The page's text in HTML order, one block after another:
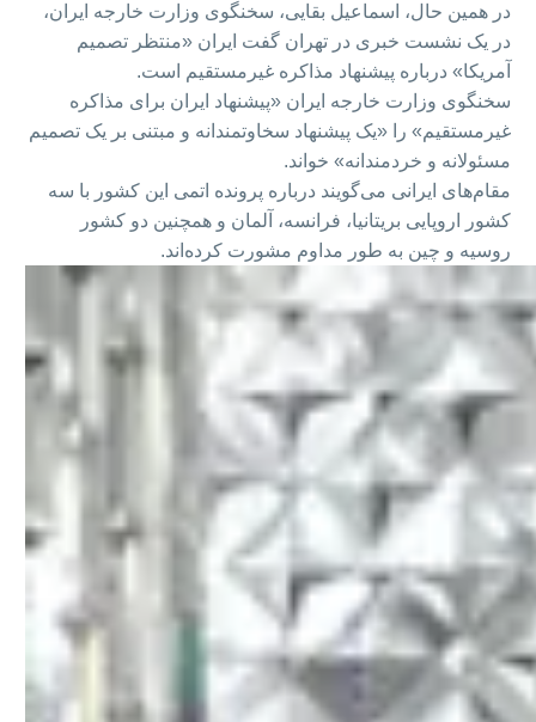
در همین حال، اسماعیل بقایی، سخنگوی وزارت خارجه ایران،
در یک نشست خبری در تهران گفت ایران «منتظر تصمیم
آمریکا» درباره پیشنهاد مذاکره غیرمستقیم است.
سخنگوی وزارت خارجه ایران «پیشنهاد ایران برای مذاکره
غیرمستقیم» را «یک پیشنهاد سخاوتمندانه و مبتنی بر یک تصمیم
مسئولانه و خردمندانه» خواند.
مقام‌های ایرانی می‌گویند درباره پرونده اتمی این کشور با سه
کشور اروپایی بریتانیا، فرانسه، آلمان و همچنین دو کشور
روسیه و چین به طور مداوم مشورت کرده‌اند.